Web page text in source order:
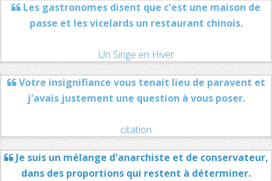
Les gastronomes disent que c'est une maison de
passe et les vicelards un restaurant chinois.
Un Singe en Hiver
Votre insignifiance vous tenait lieu de paravent et
j'avais justement une question à vous poser.
citation
Je suis un mélange d'anarchiste et de conservateur,
dans des proportions qui restent à déterminer.